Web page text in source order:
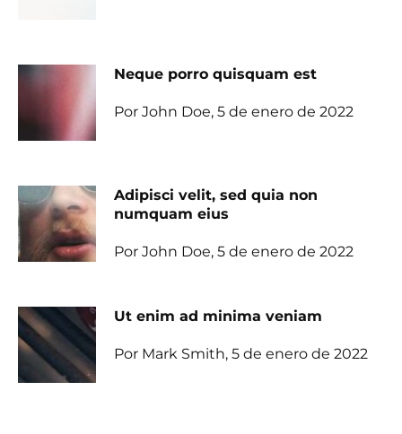
Neque porro quisquam est
Por John Doe, 5 de enero de 2022
Adipisci velit, sed quia non
numquam eius
Por John Doe, 5 de enero de 2022
Ut enim ad minima veniam
Por Mark Smith, 5 de enero de 2022